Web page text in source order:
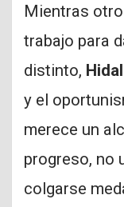
Mientras
trabajo para
distinto,
y el
merece un
progreso, no
colgarse